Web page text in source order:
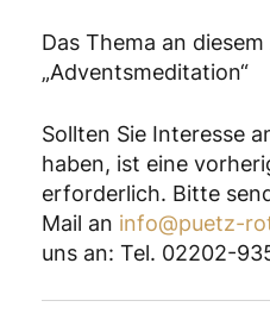
Das Thema an
„Adventsmeditation“
Sollten Sie Interesse
haben, ist eine
erforderlich. Bitte
Mail an info@puetz-
uns an: Tel. 02202-